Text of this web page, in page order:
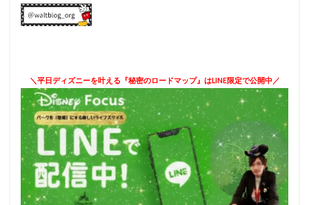
＼平日ディズニーを叶える『秘密のロードマップ』はLINE限定で公開中／